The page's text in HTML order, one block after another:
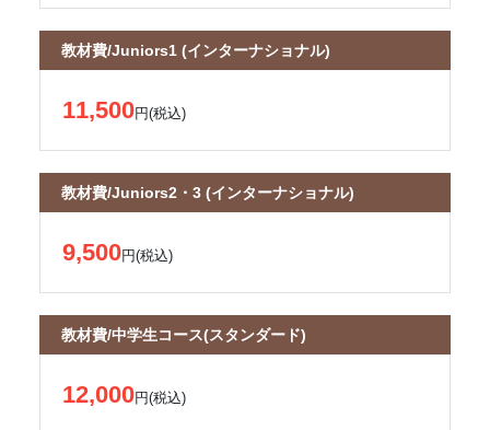
教材費/Juniors1 (インターナショナル)
11,500円(税込)
教材費/Juniors2・3 (インターナショナル)
9,500円(税込)
教材費/中学生コース(スタンダード)
12,000円(税込)